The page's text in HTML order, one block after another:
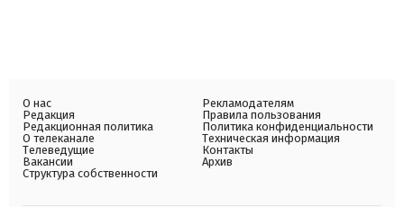
О нас
Редакция
Редакционная политика
О телеканале
Телеведущие
Вакансии
Структура собственности
Рекламодателям
Правила пользования
Политика конфиденциальности
Техническая информация
Контакты
Архив